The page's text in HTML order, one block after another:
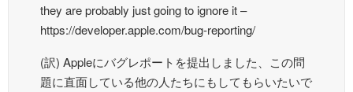
they are probably just going to ignore it –
https://developer.apple.com/bug-reporting/
(訳) Appleにバグレポートを提出しました、この問
題に直面している他の人たちにもしてもらいたいで